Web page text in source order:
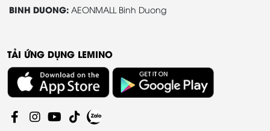
BINH DUONG: AEONMALL Binh Duong
TẢI ỨNG DỤNG LEMINO